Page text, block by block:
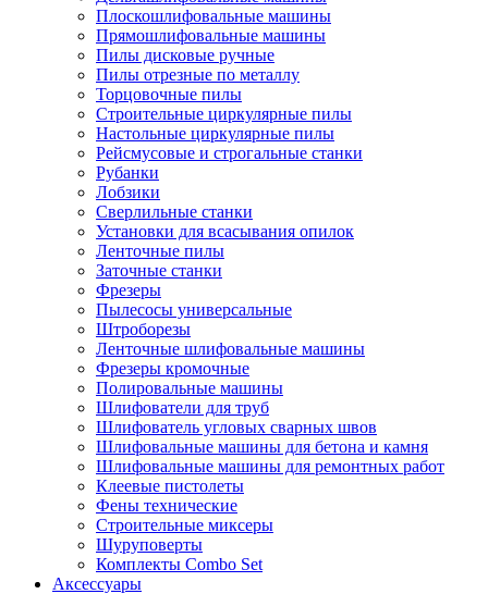
Плоскошлифовальные машины
Прямошлифовальные машины
Пилы дисковые ручные
Пилы отрезные по металлу
Торцовочные пилы
Строительные циркулярные пилы
Настольные циркулярные пилы
Рейсмусовые и строгальные станки
Рубанки
Лобзики
Сверлильные станки
Установки для всасывания опилок
Ленточные пилы
Заточные станки
Фрезеры
Пылесосы универсальные
Штроборезы
Ленточные шлифовальные машины
Фрезеры кромочные
Полировальные машины
Шлифователи для труб
Шлифователь угловых сварных швов
Шлифовальные машины для бетона и камня
Шлифовальные машины для ремонтных работ
Клеевые пистолеты
Фены технические
Строительные миксеры
Шуруповерты
Комплекты Combo Set
Аксессуары